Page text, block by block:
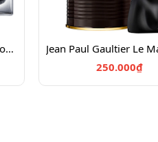
Jean Paul Gaultier Scandal Pour Homme EDT 100
250.000₫